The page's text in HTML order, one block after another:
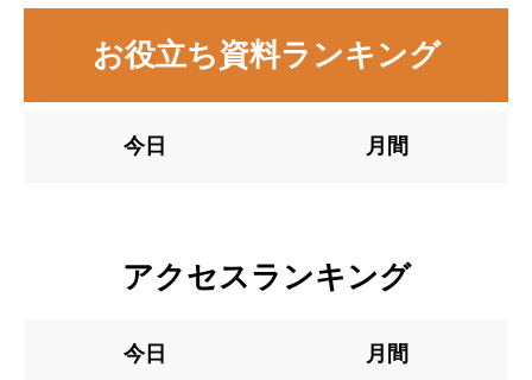
お役立ち資料ランキング
今日 月間
アクセスランキング
今日 月間